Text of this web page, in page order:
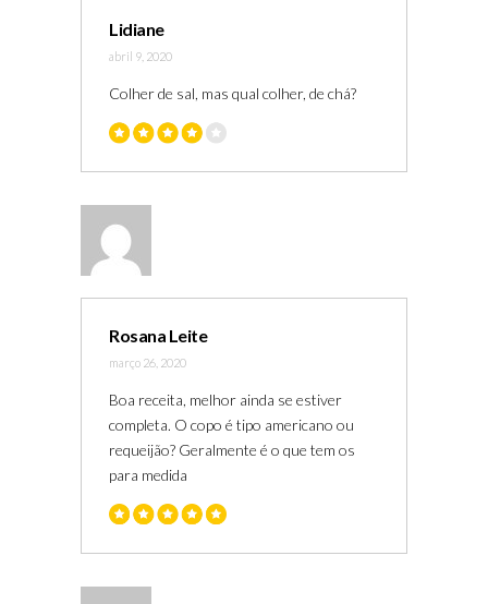
Lidiane
abril 9, 2020
Colher de sal, mas qual colher, de chá?
Rosana Leite
março 26, 2020
Boa receita, melhor ainda se estiver
completa. O copo é tipo americano ou
requeijão? Geralmente é o que tem os
para medida